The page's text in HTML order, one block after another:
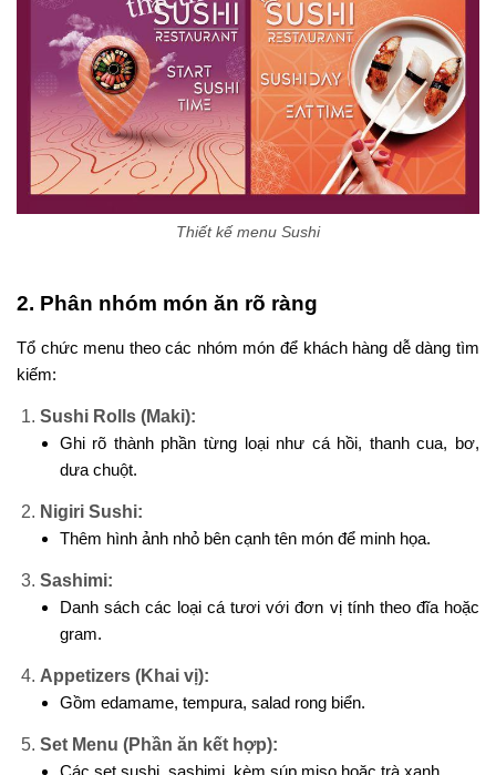
Thiết kế menu Sushi
2. Phân nhóm món ăn rõ ràng
Tổ chức menu theo các nhóm món để khách hàng dễ dàng tìm
kiếm:
Sushi Rolls (Maki):
Ghi rõ thành phần từng loại như cá hồi, thanh cua, bơ,
dưa chuột.
Nigiri Sushi:
Thêm hình ảnh nhỏ bên cạnh tên món để minh họa.
Sashimi:
Danh sách các loại cá tươi với đơn vị tính theo đĩa hoặc
gram.
Appetizers (Khai vị):
Gồm edamame, tempura, salad rong biển.
Set Menu (Phần ăn kết hợp):